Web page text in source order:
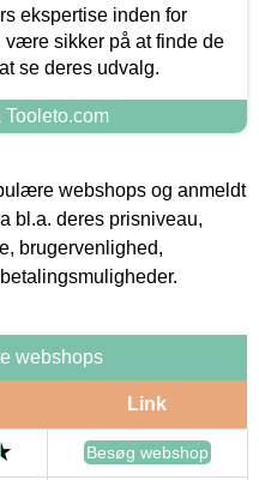
ekspertise inden for
sikker på at finde de
se deres udvalg.
webshops og anmeldt
bl.a. deres prisniveau,
brugervenlighed,
webshops
Link
Besøg webshop